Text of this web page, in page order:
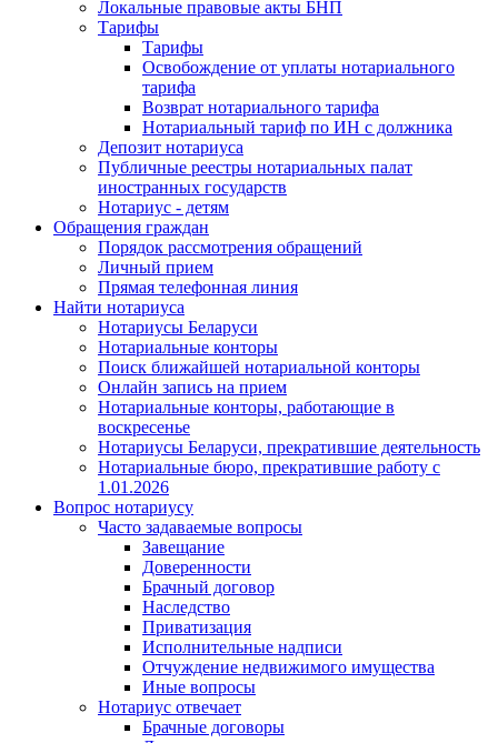
Локальные правовые акты БНП
Тарифы
Тарифы
Освобождение от уплаты нотариального
тарифа
Возврат нотариального тарифа
Нотариальный тариф по ИН с должника
Депозит нотариуса
Публичные реестры нотариальных палат
иностранных государств
Нотариус - детям
Обращения граждан
Порядок рассмотрения обращений
Личный прием
Прямая телефонная линия
Найти нотариуса
Нотариусы Беларуси
Нотариальные конторы
Поиск ближайшей нотариальной конторы
Онлайн запись на прием
Нотариальные конторы, работающие в
воскресенье
Нотариусы Беларуси, прекратившие деятельность
Нотариальные бюро, прекратившие работу с
1.01.2026
Вопрос нотариусу
Часто задаваемые вопросы
Завещание
Доверенности
Брачный договор
Наследство
Приватизация
Исполнительные надписи
Отчуждение недвижимого имущества
Иные вопросы
Нотариус отвечает
Брачные договоры